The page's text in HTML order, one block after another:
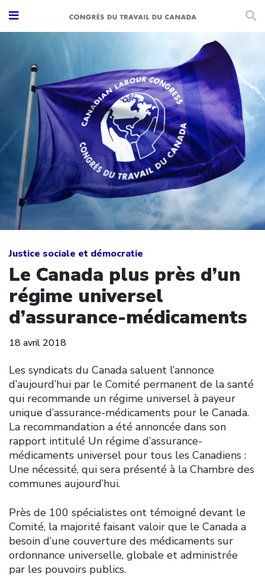
Justice sociale et démocratie
Le Canada plus près d’un
régime universel
d’assurance-médicaments
18 avril 2018
Les syndicats du Canada saluent l’annonce
d’aujourd’hui par le Comité permanent de la santé
qui recommande un régime universel à payeur
unique d’assurance-médicaments pour le Canada.
La recommandation a été annoncée dans son
rapport intitulé Un régime d’assurance-
médicaments universel pour tous les Canadiens :
Une nécessité, qui sera présenté à la Chambre des
communes aujourd’hui.
Près de 100 spécialistes ont témoigné devant le
Comité, la majorité faisant valoir que le Canada a
besoin d’une couverture des médicaments sur
ordonnance universelle, globale et administrée
par les pouvoirs publics.